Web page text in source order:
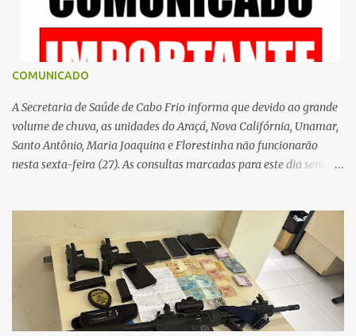
COMUNICADO
A Secretaria de Saúde de Cabo Frio informa que devido ao grande
volume de chuva, as unidades do Araçá, Nova Califórnia, Unamar,
Santo Antônio, Maria Joaquina e Florestinha não funcionarão
nesta sexta-feira (27). As consultas marcadas para este dia serão
Contamos com a compreensão de toda população, pois se trata de
uma situação climática que foge ao controle da administração
pública.